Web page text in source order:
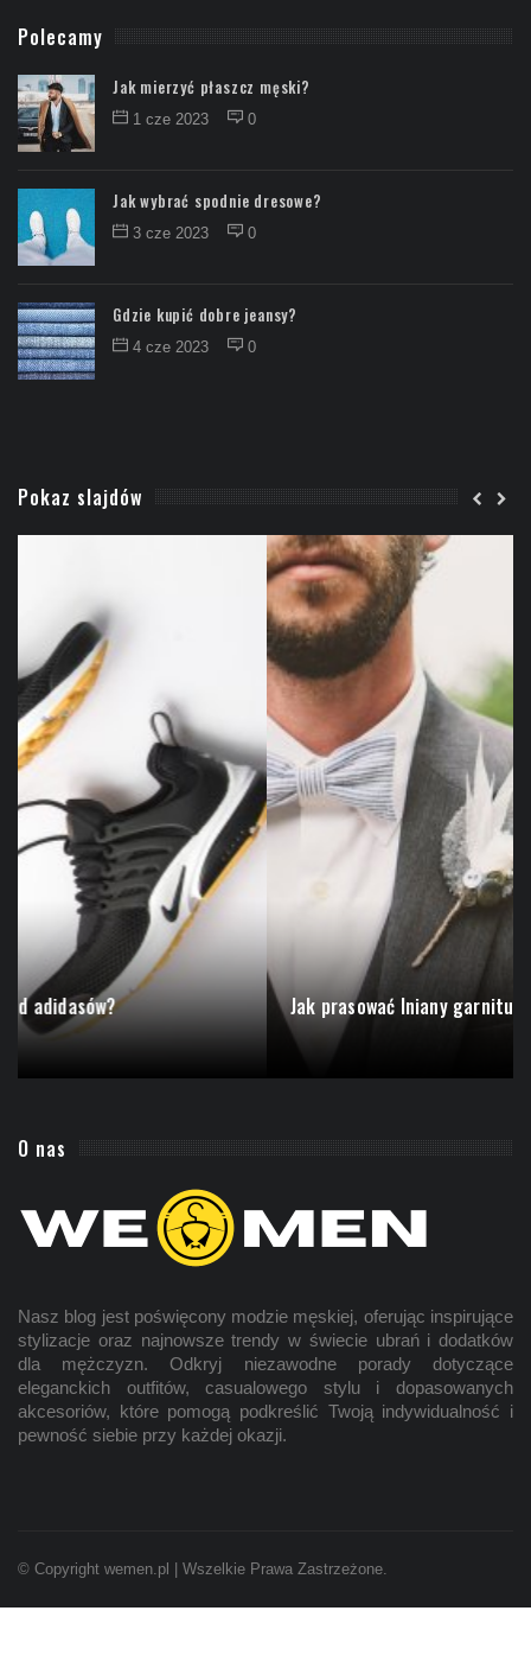
Polecamy
Jak mierzyć płaszcz męski?
1 cze 2023 0
Jak wybrać spodnie dresowe?
3 cze 2023 0
Gdzie kupić dobre jeansy?
4 cze 2023 0
Pokaz slajdów
Jak prasować lniany garnitur?
O nas
Nasz blog jest poświęcony modzie męskiej, oferując inspirujące
stylizacje oraz najnowsze trendy w świecie ubrań i dodatków
dla mężczyzn. Odkryj niezawodne porady dotyczące
eleganckich outfitów, casualowego stylu i dopasowanych
akcesoriów, które pomogą podkreślić Twoją indywidualność i
pewność siebie przy każdej okazji.
© Copyright wemen.pl | Wszelkie Prawa Zastrzeżone.